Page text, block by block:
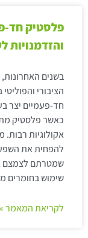
פלסטיק חד-
והזדמנויות
בשנים
הציבורי
חד-פעמיים יצר
כאשר פלסטיק
אקולוגיות רבות.
להפחית את
שמטרתם לצמצם
שימוש בחומרים
לקריאת המאמר »